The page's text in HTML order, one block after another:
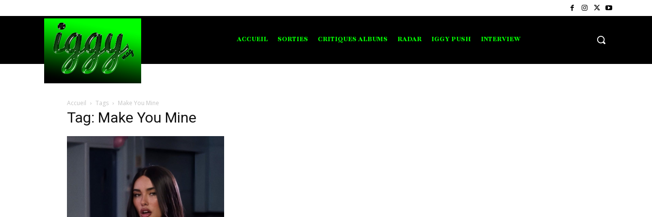
ACCUEIL SORTIES CRITIQUES ALBUMS RADAR IGGY PUSH INTERVIEW
Accueil Tags Make You Mine
Tag: Make You Mine